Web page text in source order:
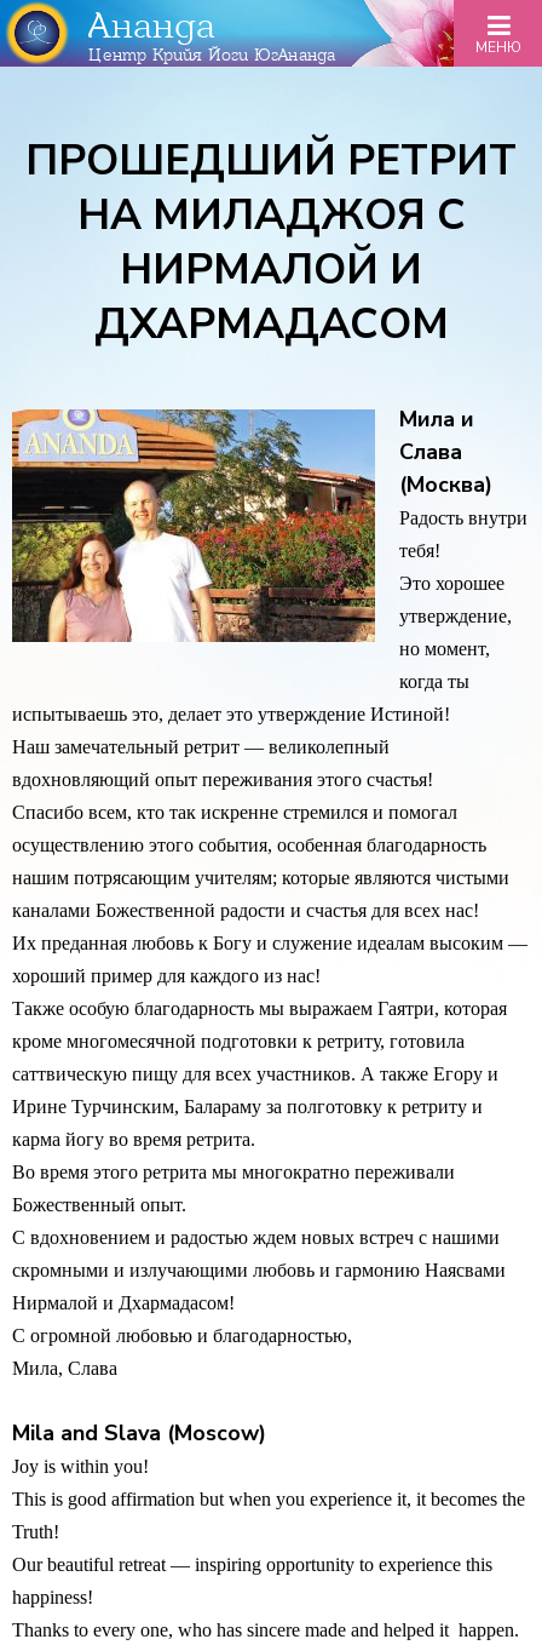
Ананда
Центр Крийя Йоги ЮгАнанда МЕНЮ
ПРОШЕДШИЙ РЕТРИТ
НА МИЛАДЖОЯ С
НИРМАЛОЙ И
ДХАРМАДАСОМ
Мила и
Слава
(Москва)
Радость внутри
тебя!
Это хорошее
утверждение,
но момент,
когда ты
испытываешь это, делает это утверждение Истиной!
Наш замечательный ретрит — великолепный
вдохновляющий опыт переживания этого счастья!
Спасибо всем, кто так искренне стремился и помогал
осуществлению этого события, особенная благодарность
нашим потрясающим учителям; которые являются чистыми
каналами Божественной радости и счастья для всех нас!
Их преданная любовь к Богу и служение идеалам высоким —
хороший пример для каждого из нас!
Также особую благодарность мы выражаем Гаятри, которая
кроме многомесячной подготовки к ретриту, готовила
саттвическую пищу для всех участников. А также Егору и
Ирине Турчинским, Балараму за полготовку к ретриту и
карма йогу во время ретрита.
Во время этого ретрита мы многократно переживали
Божественный опыт.
С вдохновением и радостью ждем новых встреч с нашими
скромными и излучающими любовь и гармонию Наясвами
Нирмалой и Дхармадасом!
C огромной любовью и благодарностью,
Мила, Слава
Mila and Slava (Moscow)
Joy is within you!
This is good affirmation but when you experience it, it becomes the
Truth!
Our beautiful retreat — inspiring opportunity to experience this
happiness!
Thanks to every one, who has sincere made and helped it happen.